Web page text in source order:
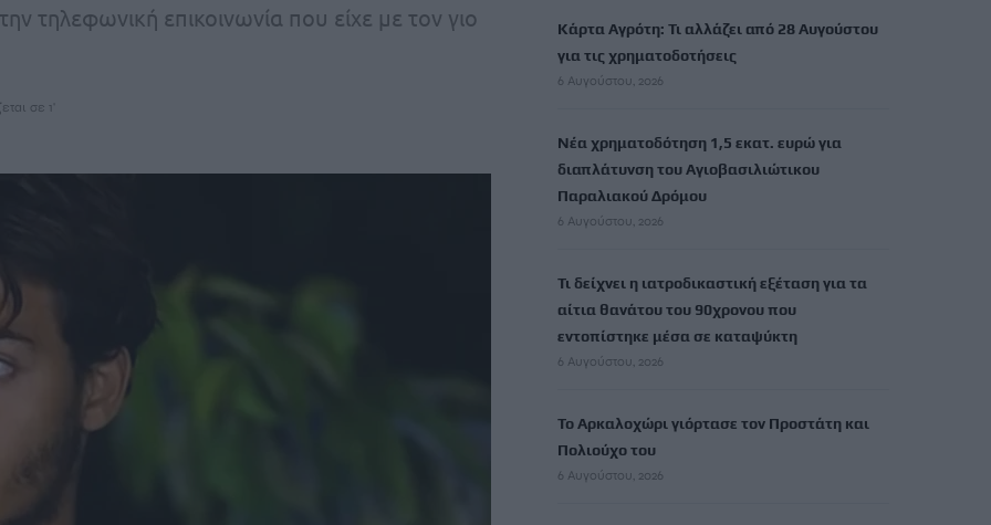
τηλεφωνική επικοινωνία που είχε με τον γιο
σε 1'
Κάρτα Αγρότη: Τι αλλάζει από 28 Αυγούστου
για τις χρηματοδοτήσεις
6 Αυγούστου, 2026
Νέα χρηματοδότηση 1,5 εκατ. ευρώ για
διαπλάτυνση του Αγιοβασιλιώτικου
Παραλιακού Δρόμου
6 Αυγούστου, 2026
Τι δείχνει η ιατροδικαστική εξέταση για τα
αίτια θανάτου του 90χρονου που
εντοπίστηκε μέσα σε καταψύκτη
6 Αυγούστου, 2026
Το Αρκαλοχώρι γιόρτασε τον Προστάτη και
Πολιούχο του
6 Αυγούστου, 2026